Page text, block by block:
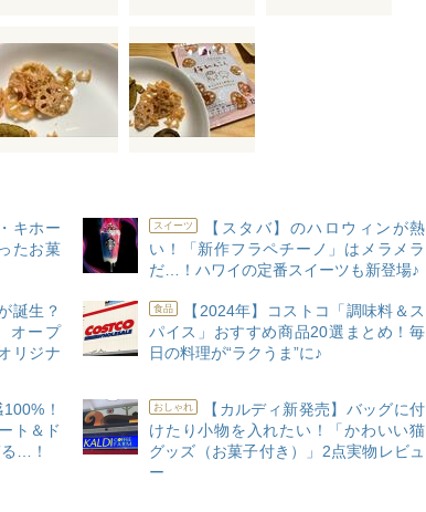
キホー
たお菓
スイーツ
【スタバ】のハロウィンが熱
い！「新作フラペチーノ」はメラメラ
だ…！ハワイの定番スイーツも新登場♪
誕生？
オープ
リジナ
食品
【2024年】コストコ「調味料＆ス
パイス」おすすめ商品20選まとめ！毎
日の料理が“ラクうま”に♪
！
ト＆ド
…！
おしゃれ
【カルディ新発売】バッグに付
けたり小物を入れたい！「かわいい猫
グッズ（お菓子付き）」2点実物レビュ
ー